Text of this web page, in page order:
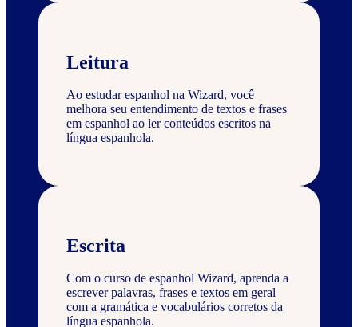
Leitura
Ao estudar espanhol na Wizard, você
melhora seu entendimento de textos e frases
em espanhol ao ler conteúdos escritos na
língua espanhola.
Escrita
Com o curso de espanhol Wizard, aprenda a
escrever palavras, frases e textos em geral
com a gramática e vocabulários corretos da
língua espanhola.